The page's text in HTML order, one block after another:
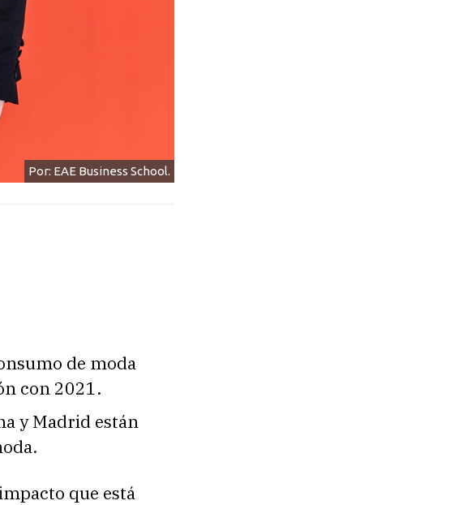
Por: EAE Business School.
de moda
con 2021.
y Madrid están
que está